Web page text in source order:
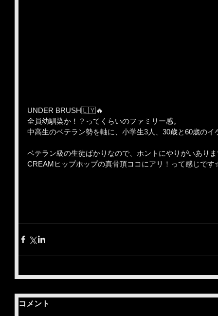
UNDER BRUSH🇱🇾🔥
全員幼馴染か！？ってくらいのファミリー感。
中高生のベテラン勢を軸に、小学生3人、30歳と60歳のイ
ベテラン級の生徒ばかりなので、ホントにやりがいあり
CREAMヒップホップの真骨頂ココにアリ！って感じで
コメント